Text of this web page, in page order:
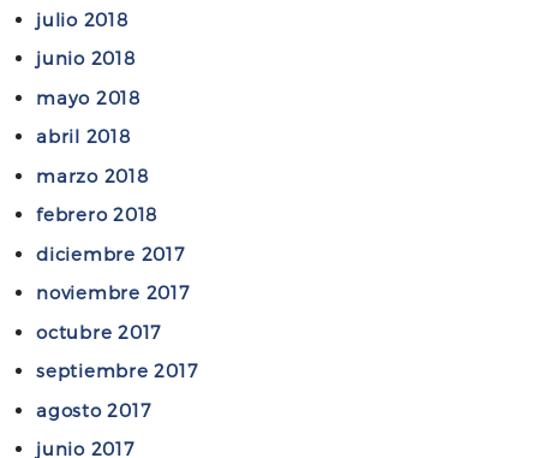
julio 2018
junio 2018
mayo 2018
abril 2018
marzo 2018
febrero 2018
diciembre 2017
noviembre 2017
octubre 2017
septiembre 2017
agosto 2017
junio 2017